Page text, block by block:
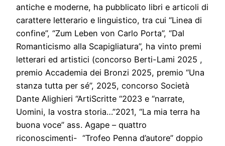
antiche e moderne, ha pubblicato libri e articoli di
carattere letterario e linguistico, tra cui “Linea di
confine”, “Zum Leben von Carlo Porta”, “Dal
Romanticismo alla Scapigliatura”, ha vinto premi
letterari ed artistici (concorso Berti-Lami 2025 ,
premio Accademia dei Bronzi 2025, premio “Una
stanza tutta per sé”, 2025, concorso Società
Dante Alighieri “ArtiScritte “2023 e “narrate,
Uomini, la vostra storia…”2021, “La mia terra ha
buona voce” ass. Agape – quattro
riconoscimenti- “Trofeo Penna d’autore” doppio